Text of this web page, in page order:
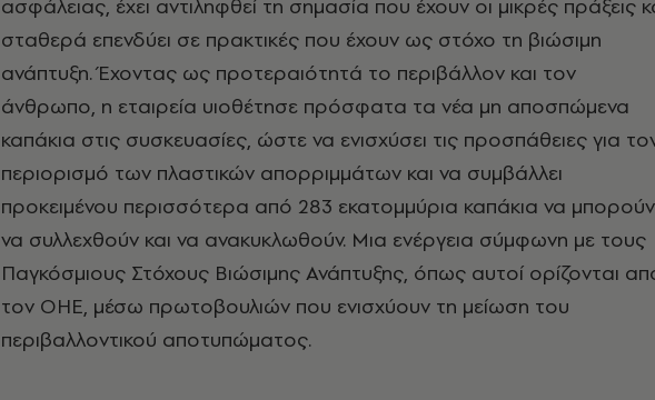
ασφάλειας, έχει αντιληφθεί τη σημασία που έχουν οι μικρές πράξεις
σταθερά επενδύει σε πρακτικές που έχουν ως στόχο τη βιώσιμη
ανάπτυξη. Έχοντας ως προτεραιότητά το περιβάλλον και τον
άνθρωπο, η εταιρεία υιοθέτησε πρόσφατα τα νέα μη αποσπώμενα
καπάκια στις συσκευασίες, ώστε να ενισχύσει τις προσπάθειες για
περιορισμό των πλαστικών απορριμμάτων και να συμβάλλει
προκειμένου περισσότερα από 283 εκατομμύρια καπάκια να μπορούν
να συλλεχθούν και να ανακυκλωθούν. Μια ενέργεια σύμφωνη με τους
Παγκόσμιους Στόχους Βιώσιμης Ανάπτυξης, όπως αυτοί ορίζονται
τον ΟΗΕ, μέσω πρωτοβουλιών που ενισχύουν τη μείωση του
περιβαλλοντικού αποτυπώματος.